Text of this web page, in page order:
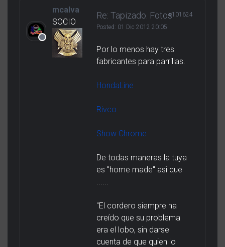
mcalva
SOCIO
Re: Tapizado. Fotos
Posted: 01 Dic 2012 20:05
#101624
Por lo menos hay tres
fabricantes para parrillas.
HondaLine
Rivco
Show Chrome
De todas maneras la tuya
es "home made" asi que
......
"El cordero siempre ha
creído que su problema
era el lobo, sin darse
cuenta de que quien lo